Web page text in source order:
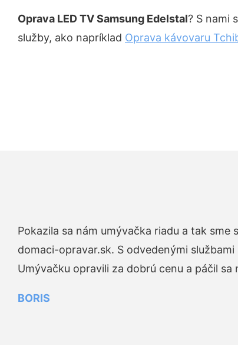
Oprava LED TV Samsung Edelstal? S nami
služby, ako napríklad Oprava kávovaru
Pokazila sa nám umývačka riadu a tak sme
domaci-opravar.sk. S odvedenými
Umývačku opravili za dobrú cenu a páčil sa
BORIS